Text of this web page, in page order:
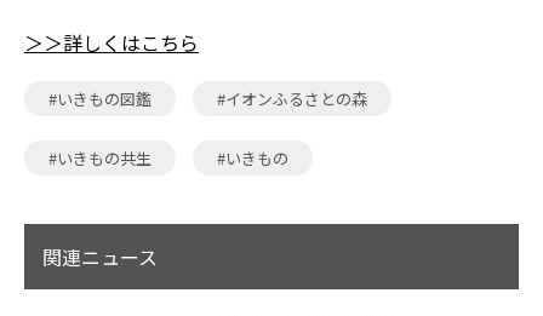
＞＞詳しくはこちら
#いきもの図鑑 #イオンふるさとの森
#いきもの共生 #いきもの
関連ニュース